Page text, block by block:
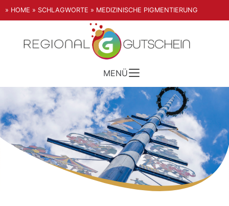
» HOME » SCHLAGWORTE » MEDIZINISCHE PIGMENTIERUNG
MENÜ